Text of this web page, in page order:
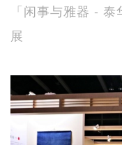
「闲事与雅器 -
展